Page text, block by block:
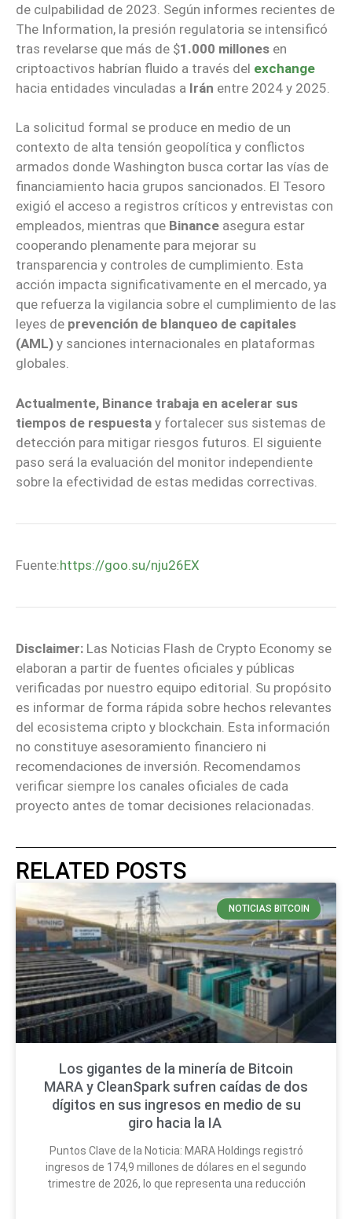
de culpabilidad de 2023. Según informes recientes de
The Information, la presión regulatoria se intensificó
tras revelarse que más de $1.000 millones en
criptoactivos habrían fluido a través del exchange
hacia entidades vinculadas a Irán entre 2024 y 2025.
La solicitud formal se produce en medio de un
contexto de alta tensión geopolítica y conflictos
armados donde Washington busca cortar las vías de
financiamiento hacia grupos sancionados. El Tesoro
exigió el acceso a registros críticos y entrevistas con
empleados, mientras que Binance asegura estar
cooperando plenamente para mejorar su
transparencia y controles de cumplimiento. Esta
acción impacta significativamente en el mercado, ya
que refuerza la vigilancia sobre el cumplimiento de las
leyes de prevención de blanqueo de capitales
(AML) y sanciones internacionales en plataformas
globales.
Actualmente, Binance trabaja en acelerar sus
tiempos de respuesta y fortalecer sus sistemas de
detección para mitigar riesgos futuros. El siguiente
paso será la evaluación del monitor independiente
sobre la efectividad de estas medidas correctivas.
Fuente:https://goo.su/nju26EX
Disclaimer: Las Noticias Flash de Crypto Economy se
elaboran a partir de fuentes oficiales y públicas
verificadas por nuestro equipo editorial. Su propósito
es informar de forma rápida sobre hechos relevantes
del ecosistema cripto y blockchain. Esta información
no constituye asesoramiento financiero ni
recomendaciones de inversión. Recomendamos
verificar siempre los canales oficiales de cada
proyecto antes de tomar decisiones relacionadas.
RELATED POSTS
NOTICIAS BITCOIN
Los gigantes de la minería de Bitcoin
MARA y CleanSpark sufren caídas de dos
dígitos en sus ingresos en medio de su
giro hacia la IA
Puntos Clave de la Noticia: MARA Holdings registró
ingresos de 174,9 millones de dólares en el segundo
trimestre de 2026, lo que representa una reducción